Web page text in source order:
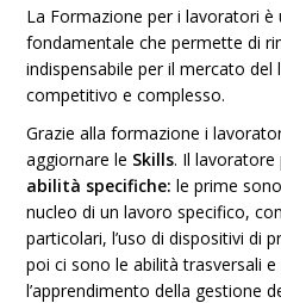
La Formazione per i lavoratori
fondamentale che permette di
indispensabile per il mercato del
competitivo e complesso.
Grazie alla formazione i
aggiornare le Skills. Il lavoratore
abilità specifiche: le prime
nucleo di un lavoro specifico,
particolari, l’uso di dispositivi di
poi ci sono le abilità trasversali
l’apprendimento della gestione